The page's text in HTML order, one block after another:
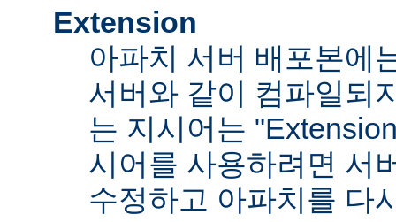
Extension
아파치 서버 배포본에
서버와 같이 컴파일되
는 지시어는
시어를 사용하려면 서
수정하고 아파치를 다